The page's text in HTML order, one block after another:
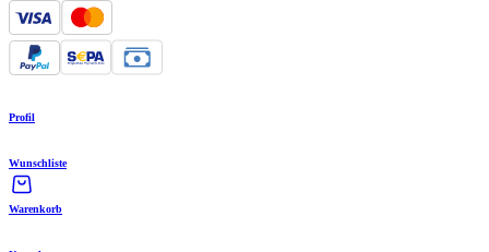
Profil
Wunschliste
Warenkorb